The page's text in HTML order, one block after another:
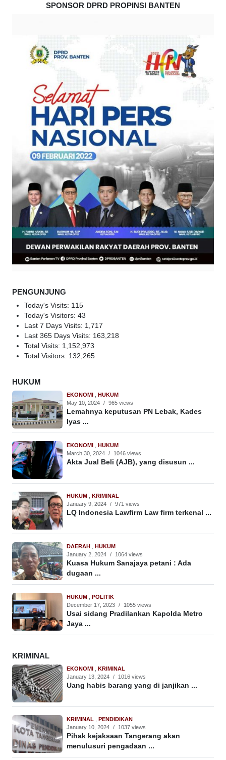
SPONSOR DPRD PROPINSI BANTEN
PENGUNJUNG
Today's Visits: 115
Today's Visitors: 43
Last 7 Days Visits: 1,717
Last 365 Days Visits: 163,218
Total Visits: 1,152,973
Total Visitors: 132,265
HUKUM
EKONOMI
HUKUM
May 10, 2024 / 965 views
Lemahnya keputusan PN Lebak, Kades
Iyas ...
EKONOMI
HUKUM
March 30, 2024 / 1046 views
Akta Jual Beli (AJB), yang disusun ...
HUKUM
KRIMINAL
January 9, 2024 / 971 views
LQ Indonesia Lawfirm Law firm terkenal ...
DAERAH
HUKUM
January 2, 2024 / 1064 views
Kuasa Hukum Sanajaya petani : Ada
dugaan ...
HUKUM
POLITIK
December 17, 2023 / 1055 views
Usai sidang Pradilankan Kapolda Metro
Jaya ...
KRIMINAL
EKONOMI
KRIMINAL
January 13, 2024 / 1016 views
Uang habis barang yang di janjikan ...
KRIMINAL
PENDIDIKAN
January 10, 2024 / 1037 views
Pihak kejaksaan Tangerang akan
menulusuri pengadaan ...